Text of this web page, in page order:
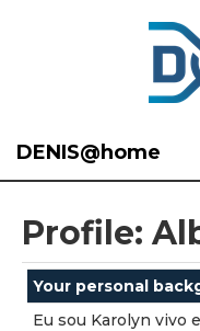
DENIS@home
Profile:
Your personal
Eu sou Karolyn vivo